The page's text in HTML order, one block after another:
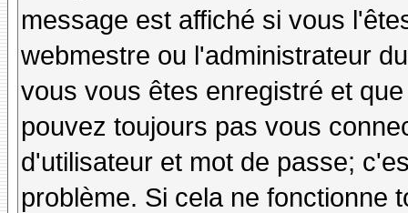
message est affiché si vous
webmestre ou l'administrateur
vous vous êtes enregistré et
pouvez toujours pas vous
d'utilisateur et mot de passe;
problème. Si cela ne fonctionne